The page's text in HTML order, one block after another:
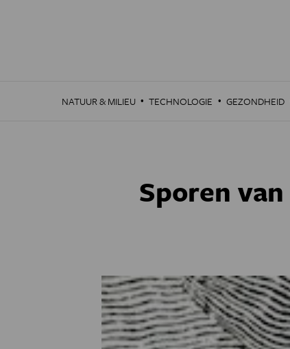
NATUUR & MILIEU · TECHNOLOGIE · GEZONDHEID
Sporen